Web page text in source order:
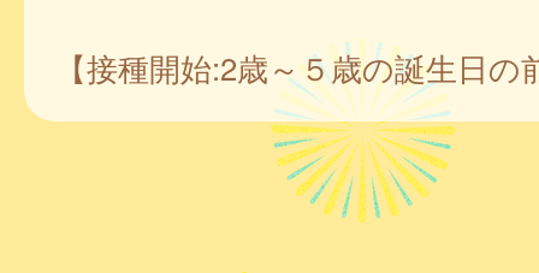
【接種開始:2歳～５歳の誕生日の